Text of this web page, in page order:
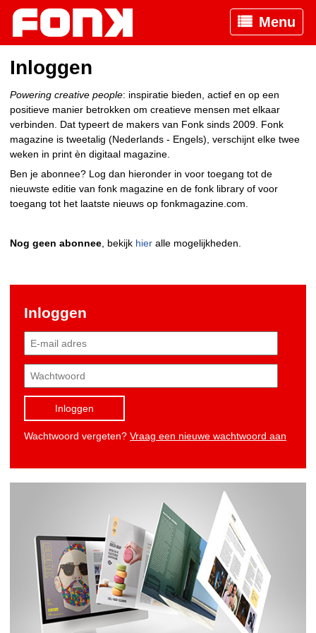
Menu
Inloggen
Powering creative people: inspiratie bieden, actief en op een
positieve manier betrokken om creatieve mensen met elkaar
verbinden. Dat typeert de makers van Fonk sinds 2009. Fonk
magazine is tweetalig (Nederlands - Engels), verschijnt elke twee
weken in print èn digitaal magazine.
Ben je abonnee? Log dan hieronder in voor toegang tot de
nieuwste editie van fonk magazine en de fonk library of voor
toegang tot het laatste nieuws op fonkmagazine.com.
Nog geen abonnee , bekijk hier alle mogelijkheden.
Inloggen
Inloggen
Wachtwoord vergeten? Vraag een nieuwe wachtwoord aan